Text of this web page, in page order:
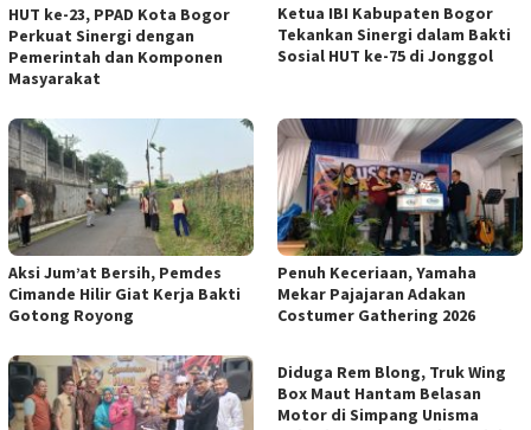
HUT ke-23, PPAD Kota Bogor
Perkuat Sinergi dengan
Pemerintah dan Komponen
Masyarakat
Ketua IBI Kabupaten Bogor
Tekankan Sinergi dalam Bakti
Sosial HUT ke-75 di Jonggol
Aksi Jum’at Bersih, Pemdes
Cimande Hilir Giat Kerja Bakti
Gotong Royong
Penuh Keceriaan, Yamaha
Mekar Pajajaran Adakan
Costumer Gathering 2026
Diduga Rem Blong, Truk Wing
Box Maut Hantam Belasan
Motor di Simpang Unisma